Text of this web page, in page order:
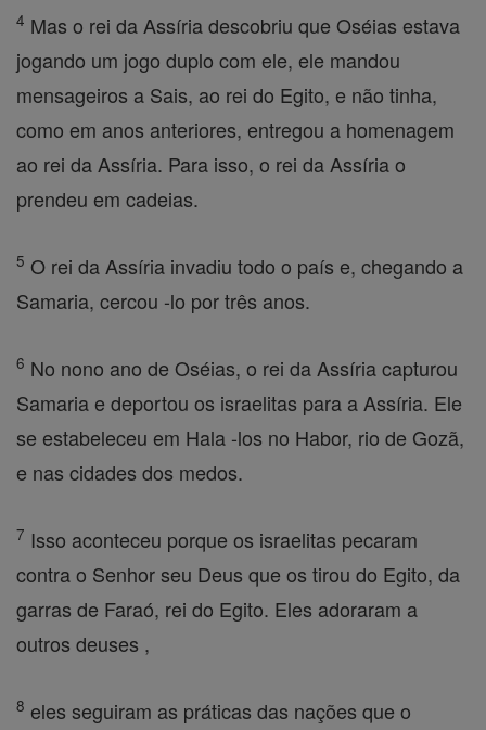
4 Mas o rei da Assíria descobriu que Oséias estava
jogando um jogo duplo com ele, ele mandou
mensageiros a Sais, ao rei do Egito, e não tinha,
como em anos anteriores, entregou a homenagem
ao rei da Assíria. Para isso, o rei da Assíria o
prendeu em cadeias.
5 O rei da Assíria invadiu todo o país e, chegando a
Samaria, cercou -lo por três anos.
6 No nono ano de Oséias, o rei da Assíria capturou
Samaria e deportou os israelitas para a Assíria. Ele
se estabeleceu em Hala -los no Habor, rio de Gozã,
e nas cidades dos medos.
7 Isso aconteceu porque os israelitas pecaram
contra o Senhor seu Deus que os tirou do Egito, da
garras de Faraó, rei do Egito. Eles adoraram a
outros deuses ,
8 eles seguiram as práticas das nações que o